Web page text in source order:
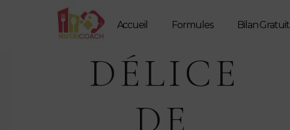
Accueil Formules Bilan Gratuit
DÉLICE
DE